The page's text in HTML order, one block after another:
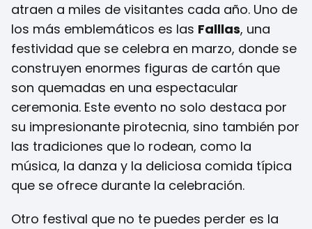
atraen a miles de visitantes cada año. Uno de
los más emblemáticos es las Falllas, una
festividad que se celebra en marzo, donde se
construyen enormes figuras de cartón que
son quemadas en una espectacular
ceremonia. Este evento no solo destaca por
su impresionante pirotecnia, sino también por
las tradiciones que lo rodean, como la
música, la danza y la deliciosa comida típica
que se ofrece durante la celebración.
Otro festival que no te puedes perder es la